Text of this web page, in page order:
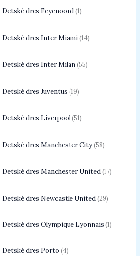
Detské dres Feyenoord 1
Detské dres Inter Miami 14
Detské dres Inter Milan 55
Detské dres Juventus 19
Detské dres Liverpool 51
Detské dres Manchester City 58
Detské dres Manchester United 17
Detské dres Newcastle United 29
Detské dres Olympique Lyonnais 1
Detské dres Porto 4